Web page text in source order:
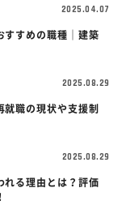
2025.04.07
すすめの職種｜建築
2025.08.29
就職の現状や支援制
2025.08.29
れる理由とは？評価